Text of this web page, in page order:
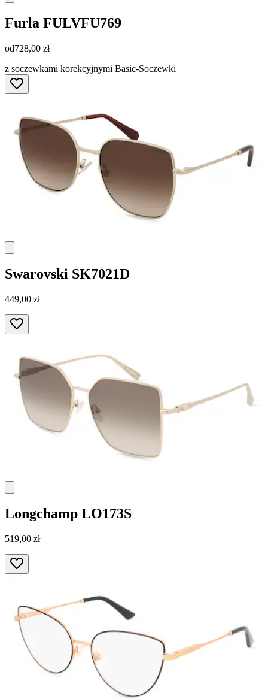
Furla FULVFU769
od728,00 zł
z soczewkami korekcyjnymi Basic-Soczewki
Swarovski SK7021D
449,00 zł
Longchamp LO173S
519,00 zł